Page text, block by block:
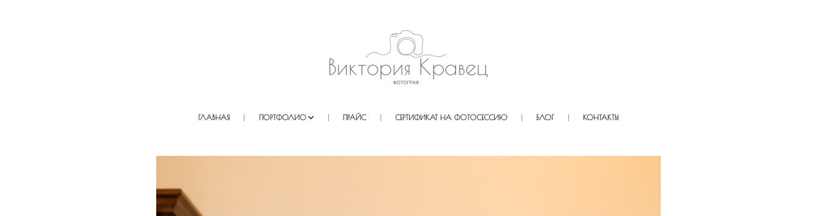
ГЛАВНАЯ ПОРТФОЛИО ПРАЙС СЕРТИФИКАТ НА ФОТОСЕССИЮ БЛОГ КОНТАКТЫ